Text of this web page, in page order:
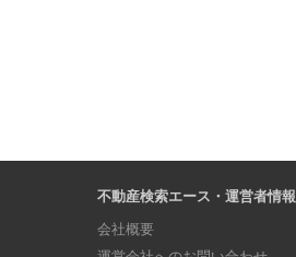
不動産検索エース・運営者情報
会社概要